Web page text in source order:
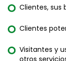
Clientes, sus
Clientes
Visitantes y
otros